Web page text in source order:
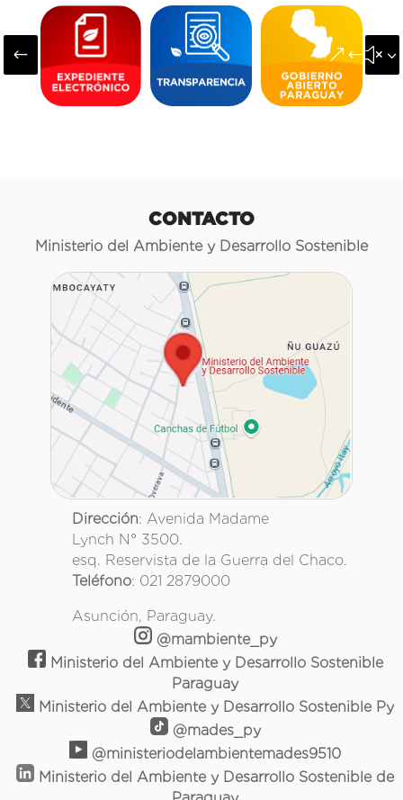
#
CONTACTO
Ministerio del Ambiente y Desarrollo Sostenible
Dirección: Avenida Madame
Lynch N° 3500.
esq. Reservista de la Guerra del Chaco.
Teléfono: 021 2879000
Asunción, Paraguay.
@mambiente_py
Ministerio del Ambiente y Desarrollo Sostenible
Paraguay
Ministerio del Ambiente y Desarrollo Sostenible Py
@mades_py
@ministeriodelambientemades9510
Ministerio del Ambiente y Desarrollo Sostenible de